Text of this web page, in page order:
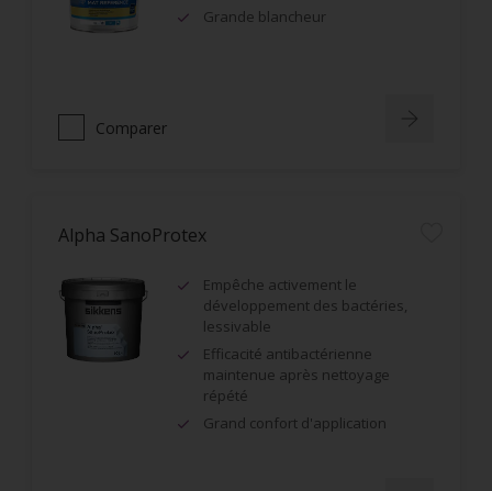
Grande blancheur
Comparer
Alpha SanoProtex
Empêche activement le
développement des bactéries,
lessivable
Efficacité antibactérienne
maintenue après nettoyage
répété
Grand confort d'application